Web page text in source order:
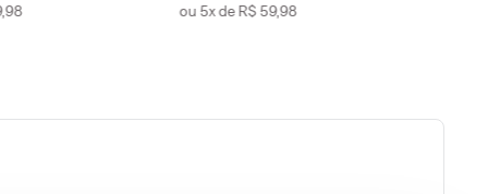
,98 ou 5x deR$ 59,98